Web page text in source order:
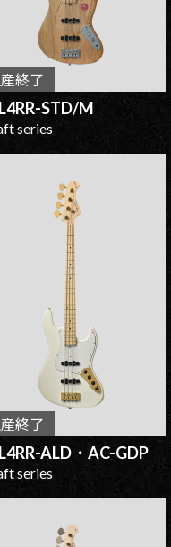
終了
STD/M
series
終了
ALD・AC-GDP
series